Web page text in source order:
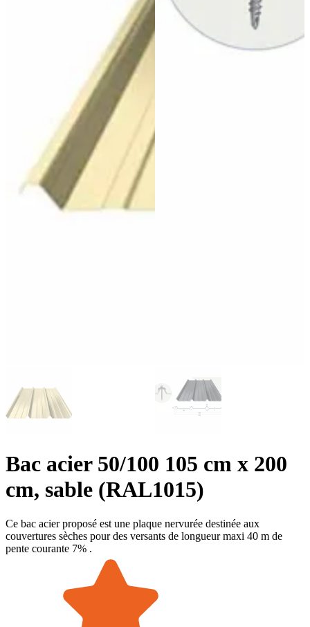
Bac acier 50/100 105 cm x 200
cm, sable (RAL1015)
Ce bac acier proposé est une plaque nervurée destinée aux
couvertures sèches pour des versants de longueur maxi 40 m de
pente courante 7% .